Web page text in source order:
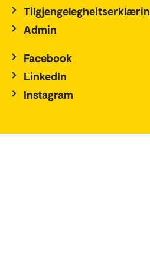
Admin
Facebook
LinkedIn
Instagram